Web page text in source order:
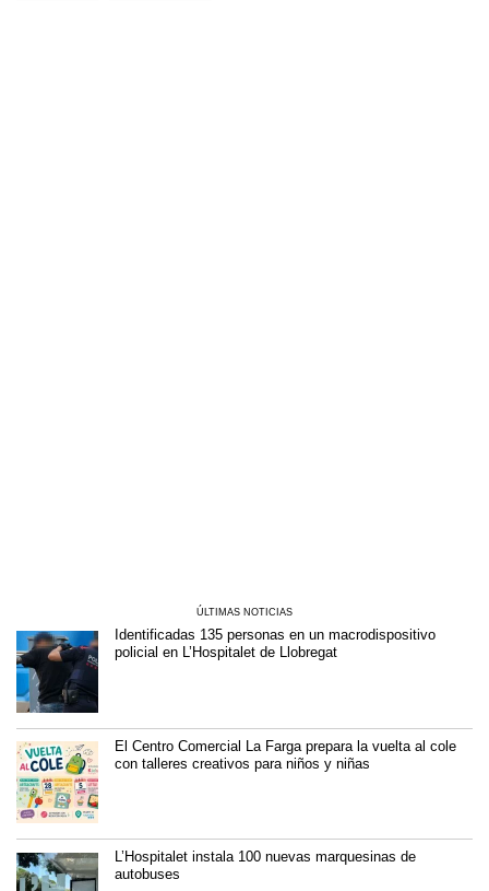
ÚLTIMAS NOTICIAS
Identificadas 135 personas en un macrodispositivo
policial en L’Hospitalet de Llobregat
El Centro Comercial La Farga prepara la vuelta al cole
con talleres creativos para niños y niñas
L’Hospitalet instala 100 nuevas marquesinas de
autobuses